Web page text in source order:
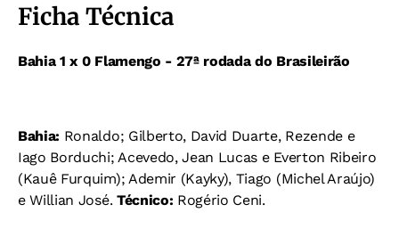
Ficha Técnica
Bahia 1 x 0 Flamengo - 27ª rodada do Brasileirão
Bahia: Ronaldo; Gilberto, David Duarte, Rezende e
Iago Borduchi; Acevedo, Jean Lucas e Everton Ribeiro
(Kauê Furquim); Ademir (Kayky), Tiago (Michel Araújo)
e Willian José. Técnico: Rogério Ceni.